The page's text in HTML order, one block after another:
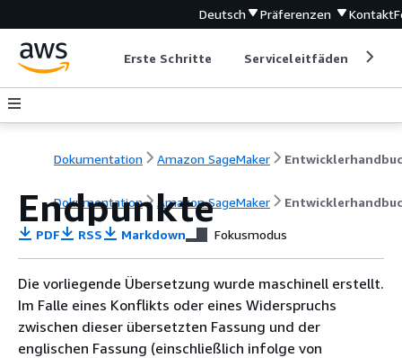
Deutsch Präferenzen Kontakt
Erste Schritte Serviceleitfäden
Dokumentation Amazon SageMaker
Dokumentation Amazon SageMaker
Endpunkte
PDF RSS Markdown Fokusmodus
Die vorliegende Übersetzung wurde maschinell erstellt.
Im Falle eines Konflikts oder eines Widerspruchs
zwischen dieser übersetzten Fassung und der
englischen Fassung (einschließlich infolge von